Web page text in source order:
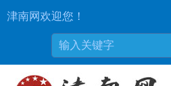
津南网欢迎您！